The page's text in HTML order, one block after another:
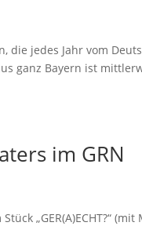
die jedes Jahr vom
ganz Bayern ist
im GRN
„GER(A)ECHT?“ (mit